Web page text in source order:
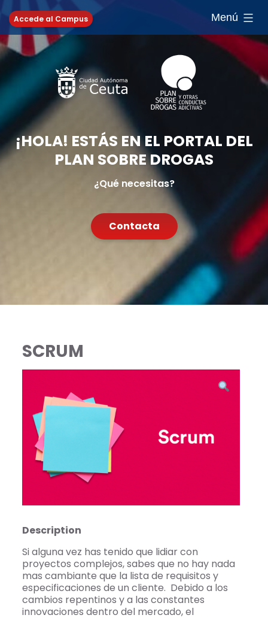
Saltar
contenido
Accede al Campus Menú
¡HOLA! ESTÁS EN EL PORTAL DEL
PLAN SOBRE DROGAS
¿Qué necesitas?
Contacta
SCRUM
Description
Si alguna vez has tenido que lidiar con
proyectos complejos, sabes que no hay nada
mas cambiante que la lista de requisitos y
especificaciones de un cliente. Debido a los
cambios repentinos y a las constantes
innovaciones dentro del mercado, el